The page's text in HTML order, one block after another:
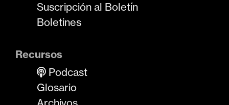
Suscripción al Boletín
Boletines
Recursos
Podcast
Glosario